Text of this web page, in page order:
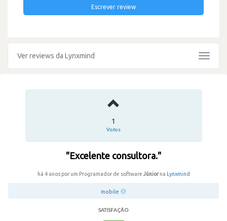
Escrever review
Ver reviews da Lynxmind
Toggle
1
Votos
"Excelente consultora."
há 4 anos por um Programador de software Júniorna Lynxmind
mobile
SATISFAÇÃO